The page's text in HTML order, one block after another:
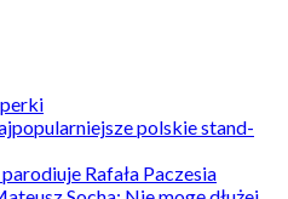
polskie stand-